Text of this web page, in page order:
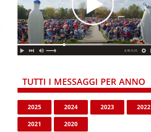
TUTTI I MESSAGGI PER ANNO
2025 2024 2023 2022
2021 2020